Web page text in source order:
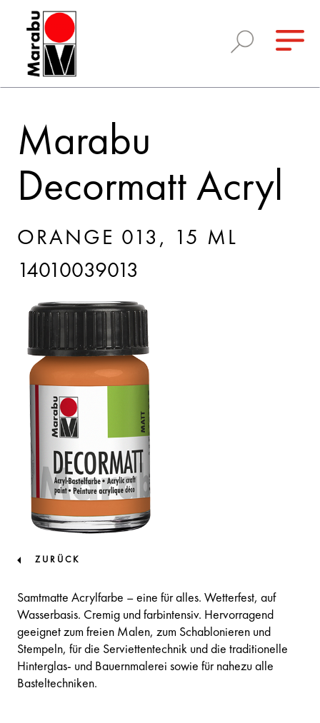
Marabu
Decormatt Acryl
ORANGE 013, 15 ML
14010039013
ZURÜCK
Samtmatte Acrylfarbe – eine für alles. Wetterfest, auf
Wasserbasis. Cremig und farbintensiv. Hervorragend
geeignet zum freien Malen, zum Schablonieren und
Stempeln, für die Serviettentechnik und die traditionelle
Hinterglas- und Bauernmalerei sowie für nahezu alle
Basteltechniken.